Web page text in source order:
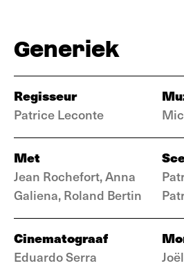
Generiek
Regisseur
Patrice Leconte
Met
Jean Rochefort, Anna
Galiena, Roland Bertin
Cinematograaf
Eduardo Serra